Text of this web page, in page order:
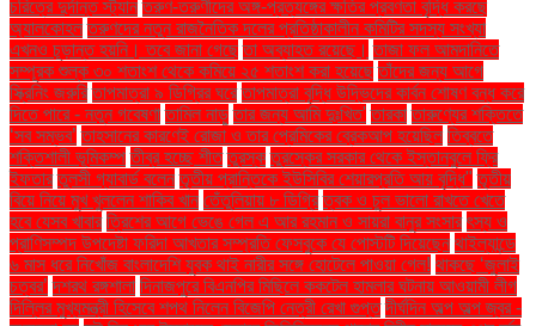
চরিত্রে দুর্দান্ত স্ট্যান তরুণ-তরুণীদের অঙ্গ-প্রত্যঙ্গের ক্ষতির প্রবণতা বৃদ্ধি করছে
অ্যালকোহল তরুণদের নতুন রাজনৈতিক দলের প্রতিষ্ঠাকালীন কমিটির সদস্য সংখ্যা
এখনও চূড়ান্ত হয়নি। তবে জানা গেছে তা অব্যাহত রয়েছে। তাজা ফল আমদানিতে
সম্পূরক শুল্ক ৩০ শতাংশ থেকে কমিয়ে ২৫ শতাংশ করা হয়েছে তাঁদের জন্য আগে
স্ক্রিনিং জরুরি তাপমাত্রা ৯ ডিগ্রির ঘরে তাপমাত্রা বৃদ্ধি উদ্ভিদের কার্বন শোষণ বন্ধ করে
দিতে পারে - নতুন গবেষণা তামিল নাড়ু তার জন্য আমি দুঃখিত' তারকা তারুণ্যের শক্তিতে
‘সব সম্ভব’ তাহসানের কারণেই রোজা ও তার প্রেমিকের ব্রেকআপ হয়েছিল তিব্বতে
শক্তিশালী ভূমিকম্প তীব্র হচ্ছে শীত তুরস্ক তুরস্কের সরকার থেকে ইস্তানবুলে ফ্রি
ইফতার তুলসী গ্যাবার্ড বলেন তৃতীয় প্রান্তিকে ইউসিবির শেয়ারপ্রতি আয় বৃদ্ধি" তৃতীয়
বিয়ে নিয়ে মুখ খুললেন শাকিব খান তেঁতুলিয়ায় ৮ ডিগ্রি ত্বক ও চুল ভালো রাখতে খেতে
হবে যেসব খাবার ত্রিশের আগে ভেঙে গেল এ আর রহমান ও সায়রা বানুর সংসার ৎস্য ও
প্রাণিসম্পদ উপদেষ্টা ফরিদা আখতার সম্প্রতি ফেসবুকে যে পোস্টটি দিয়েছেন থাইল্যান্ডে
৬ মাস ধরে নিখোঁজ বাংলাদেশি যুবক থাই নারীর সঙ্গে হোটেলে পাওয়া গেল! থাকছে ‘জুলাই
চত্বর’ দশরথ রঙ্গশালা দিনাজপুরে বিএনপির মিছিলে ককটেল হামলার ঘটনায় আওয়ামী লীগ
দিল্লির মুখ্যমন্ত্রী হিসেবে শপথ নিলেন বিজেপি নেত্রী রেখা গুপ্ত দীর্ঘদিন অল্প অল্প জ্বর -